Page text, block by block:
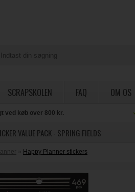
SCRAPSKOLEN FAQ OM OS
Intet betalingsgebyr
VALUE PACK - SPRING FIELDS
» Happy Planner stickers